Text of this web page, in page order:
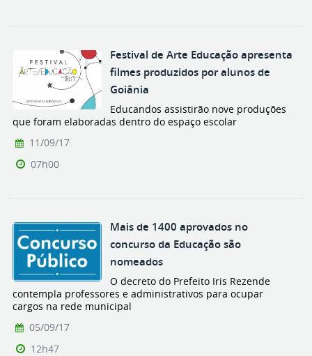
Festival de Arte Educação apresenta
filmes produzidos por alunos de
Goiânia
Educandos assistirão nove produções
que foram elaboradas dentro do espaço escolar
11/09/17
07h00
Mais de 1400 aprovados no
concurso da Educação são
nomeados
O decreto do Prefeito Iris Rezende
contempla professores e administrativos para ocupar
cargos na rede municipal
05/09/17
12h47